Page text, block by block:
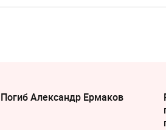
Погиб Александр Ермаков